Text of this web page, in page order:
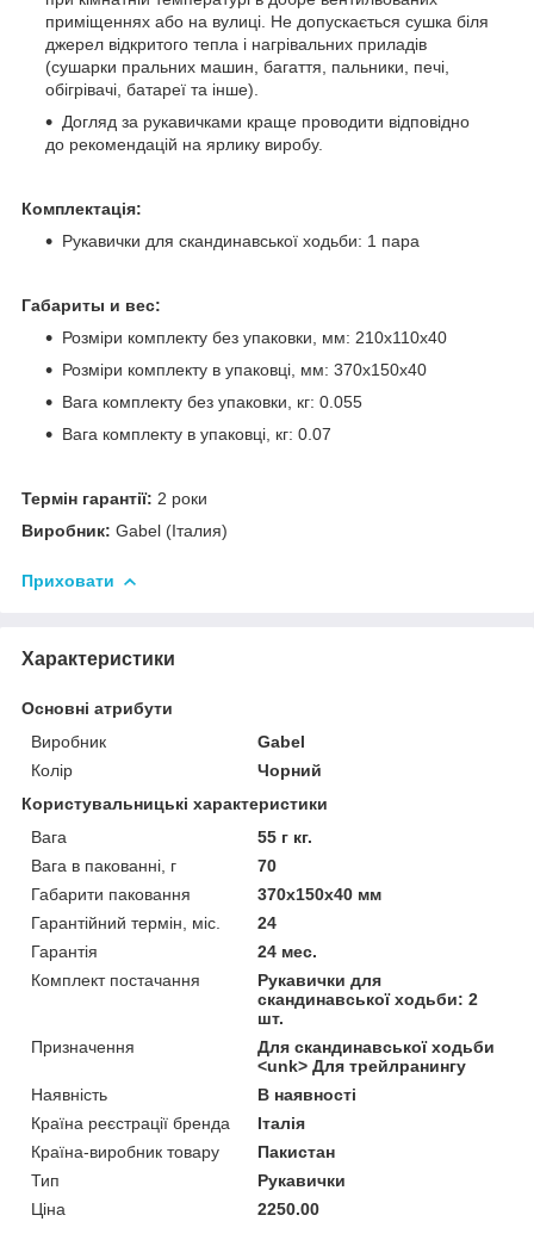
приміщеннях або на вулиці. Не допускається сушка біля
джерел відкритого тепла і нагрівальних приладів
(сушарки пральних машин, багаття, пальники, печі,
обігрівачі, батареї та інше).
Догляд за рукавичками краще проводити відповідно
до рекомендацій на ярлику виробу.
Комплектація:
Рукавички для скандинавської ходьби: 1 пара
Габариты и вес:
Розміри комплекту без упаковки, мм: 210х110х40
Розміри комплекту в упаковці, мм: 370х150х40
Вага комплекту без упаковки, кг: 0.055
Вага комплекту в упаковці, кг: 0.07
Термін гарантії: 2 роки
Виробник: Gabel (Італия)
Приховати
Характеристики
Основні атрибути
Виробник
Gabel
Колір
Чорний
Користувальницькі характеристики
Вага
55 г кг.
Вага в пакованні, г
70
Габарити паковання
370х150х40 мм
Гарантійний термін, міс.
24
Гарантія
24 мес.
Комплект постачання
Рукавички для
скандинавської ходьби: 2
шт.
Призначення
Для скандинавської ходьби
<unk> Для трейлранингу
Наявність
В наявності
Країна реєстрації бренда
Італія
Країна-виробник товару
Пакистан
Тип
Рукавички
Ціна
2250.00